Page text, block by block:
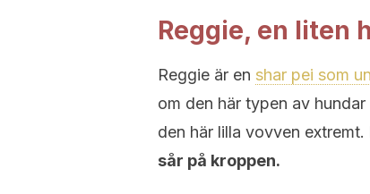
Reggie, en liten
Reggie är en shar pei som
om den här typen av
den här lilla vovven extremt.
sår på kroppen.